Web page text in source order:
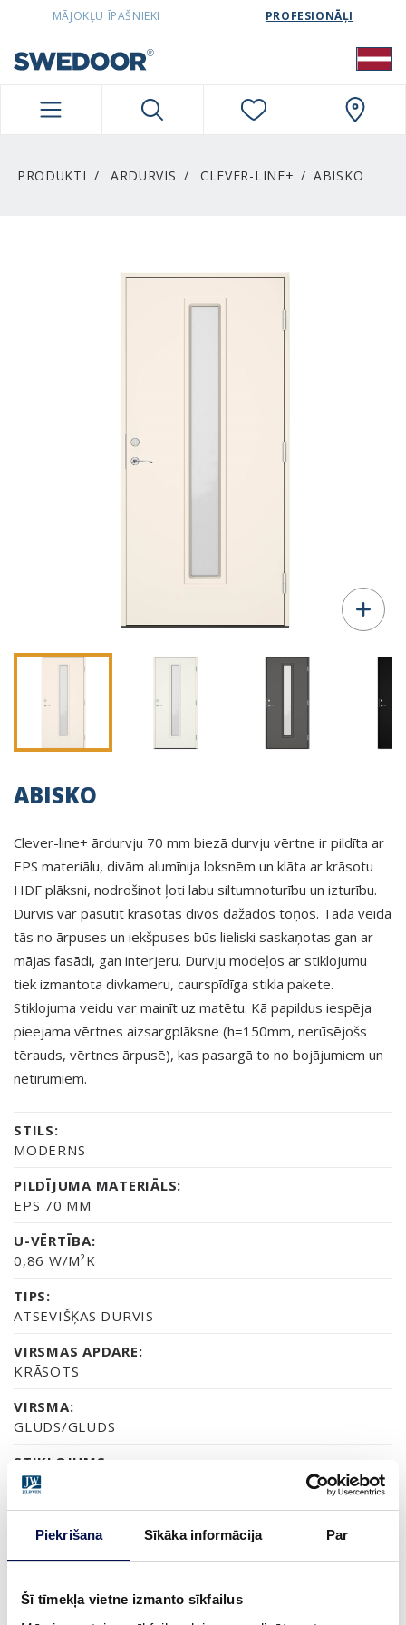
Piekrišana Sīkāka informācija Par
Šī tīmekļa vietne izmanto sīkfailus
SWEDOORLATVIA NAVIGATION
MĀJOKĻU ĪPAŠNIEKI PROFESIONĀĻI
PRODUKTI ĀRDURVIS CLEVER-LINE+ ABISKO
ABISKO
Clever-line+ ārdurvju 70 mm biezā durvju vērtne ir pildīta ar
EPS materiālu, divām alumīnija loksnēm un klāta ar krāsotu
HDF plāksni, nodrošinot ļoti labu siltumnoturību un izturību.
Durvis var pasūtīt krāsotas divos dažādos toņos. Tādā veidā
tās no ārpuses un iekšpuses būs lieliski saskaņotas gan ar
mājas fasādi, gan interjeru. Durvju modeļos ar stiklojumu
tiek izmantota divkameru, caurspīdīga stikla pakete.
Stiklojuma veidu var mainīt uz matētu. Kā papildus iespēja
pieejama vērtnes aizsargplāksne (h=150mm, nerūsējošs
tērauds, vērtnes ārpusē), kas pasargā to no bojājumiem un
netīrumiem.
STILS:
MODERNS
PILDĪJUMA MATERIĀLS:
EPS 70 MM
U-VĒRTĪBA:
0,86 W/M²K
TIPS:
ATSEVIŠĶAS DURVIS
VIRSMAS APDARE:
KRĀSOTS
VIRSMA:
GLUDS/GLUDS
STIKLOJUMS:
CAURSPĪDĪGS STIKLS VAI SATĪNA STIKLS
SERTIFIKĀTS:
70% PEFC
2 GADU PRODUKTA GARANTIJA